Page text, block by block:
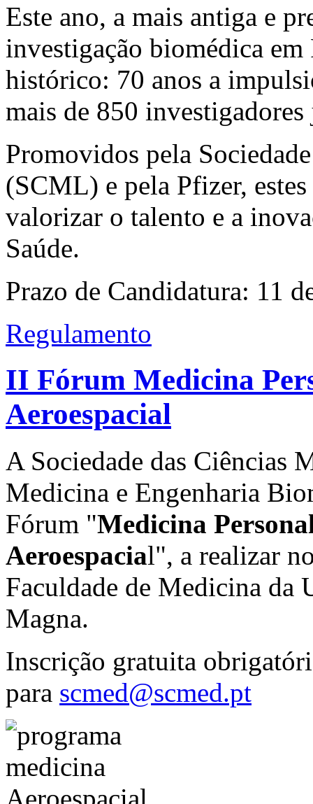
Este ano, a mais antiga e
investigação biomédica
histórico: 70 anos a
mais de 850
Promovidos pela
(SCML) e pela Pfizer,
valorizar o talento e a
Saúde.
Prazo de Candidatura: 11
Regulamento
II Fórum Medicina
Aeroespacial
A Sociedade das Ciências
Medicina e Engenharia
Fórum "Medicina
Aeroespacial", a realizar
Faculdade de Medicina da
Magna.
Inscrição gratuita
para scmed@scmed.pt